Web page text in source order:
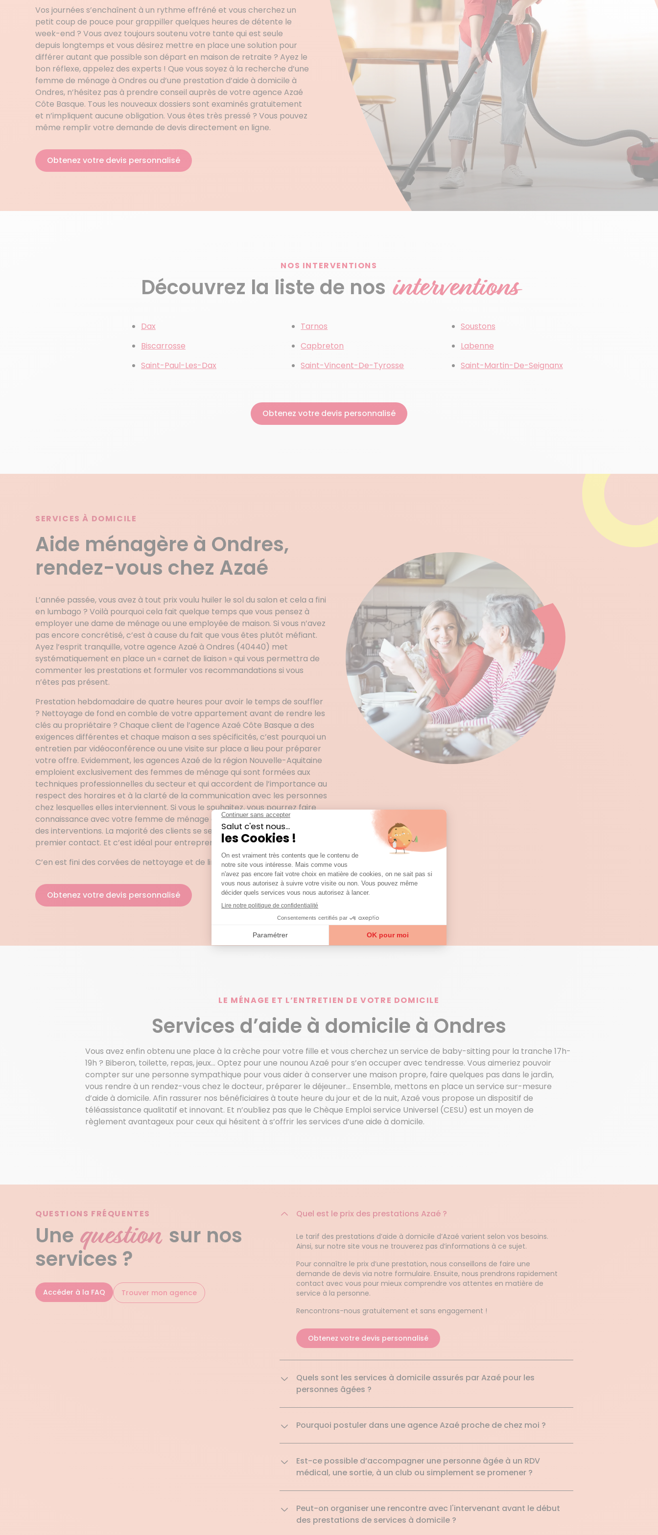
Vos journées s’enchaînent à un rythme effréné et vous cherchez un
petit coup de pouce pour grappiller quelques heures de détente le
week-end ? Vous avez toujours soutenu votre tante qui est seule
depuis longtemps et vous désirez mettre en place une solution pour
différer autant que possible son départ en maison de retraite ? Ayez le
bon réflexe, appelez des experts ! Que vous soyez à la recherche d’une
femme de ménage à Ondres ou d’une prestation d’aide à domicile à
Ondres, n’hésitez pas à prendre conseil auprès de votre agence Azaé
Côte Basque. Tous les nouveaux dossiers sont examinés gratuitement
et n’impliquent aucune obligation. Vous êtes très pressé ? Vous pouvez
même remplir votre demande de devis directement en ligne.
Obtenez votre devis personnalisé
NOS INTERVENTIONS
Découvrez la liste de nos interventions
Dax
Biscarrosse
Saint-Paul-Les-Dax
Tarnos
Capbreton
Saint-Vincent-De-Tyrosse
Soustons
Labenne
Saint-Martin-De-Seignanx
Obtenez votre devis personnalisé
SERVICES À DOMICILE
Aide ménagère à Ondres,
rendez-vous chez Azaé
L’année passée, vous avez à tout prix voulu huiler le sol du salon et cela a fini
en lumbago ? Voilà pourquoi cela fait quelque temps que vous pensez à
employer une dame de ménage ou une employée de maison. Si vous n’avez
pas encore concrétisé, c’est à cause du fait que vous êtes plutôt méfiant.
Ayez l’esprit tranquille, votre agence Azaé à Ondres (40440) met
systématiquement en place un « carnet de liaison » qui vous permettra de
commenter les prestations et formuler vos recommandations si vous
n’êtes pas présent.
Prestation hebdomadaire de quatre heures pour avoir le temps de souffler
? Nettoyage de fond en comble de votre appartement avant de rendre les
clés au propriétaire ? Chaque client de l’agence Azaé Côte Basque a des
exigences différentes et chaque maison a ses spécificités, c’est pourquoi un
entretien par vidéoconférence ou une visite sur place a lieu pour préparer
votre offre. Evidemment, les agences Azaé de la région Nouvelle-Aquitaine
emploient exclusivement des femmes de ménage qui sont formées aux
techniques professionnelles du secteur et qui accordent de l’importance au
respect des horaires et à la clarté de la communication avec les personnes
chez lesquelles elles interviennent. Si vous le souhaitez, vous pourrez faire
connaissance avec votre femme de ménage à Ondres avant le démarrage
des interventions. La majorité des clients se sentent plus à l’aise grâce à ce
premier contact. Et c’est idéal pour entreprendre une petite visite des lieux.
C’en est fini des corvées de nettoyage et de linge !
Obtenez votre devis personnalisé
LE MÉNAGE ET L’ENTRETIEN DE VOTRE DOMICILE
Services d’aide à domicile à Ondres
Vous avez enfin obtenu une place à la crèche pour votre fille et vous cherchez un service de baby-sitting pour la tranche 17h-
19h ? Biberon, toilette, repas, jeux… Optez pour une nounou Azaé pour s’en occuper avec tendresse. Vous aimeriez pouvoir
compter sur une personne sympathique pour vous aider à conserver une maison propre, faire quelques pas dans le jardin,
vous rendre à un rendez-vous chez le docteur, préparer le déjeuner… Ensemble, mettons en place un service sur-mesure
d’aide à domicile. Afin rassurer nos bénéficiaires à toute heure du jour et de la nuit, Azaé vous propose un dispositif de
téléassistance qualitatif et innovant. Et n’oubliez pas que le Chèque Emploi service Universel (CESU) est un moyen de
règlement avantageux pour ceux qui hésitent à s’offrir les services d’une aide à domicile.
QUESTIONS FRÉQUENTES
Une question sur nos
services ?
Accéder à la FAQ Trouver mon agence
Quel est le prix des prestations Azaé ?
Le tarif des prestations d’aide à domicile d’Azaé varient selon vos besoins.
Ainsi, sur notre site vous ne trouverez pas d’informations à ce sujet.
Pour connaître le prix d’une prestation, nous conseillons de faire une
demande de devis via notre formulaire. Ensuite, nous prendrons rapidement
contact avec vous pour mieux comprendre vos attentes en matière de
service à la personne.
Rencontrons-nous gratuitement et sans engagement !
Obtenez votre devis personnalisé
Quels sont les services à domicile assurés par Azaé pour les
personnes âgées ?
Pourquoi postuler dans une agence Azaé proche de chez moi ?
Est-ce possible d’accompagner une personne âgée à un RDV
médical, une sortie, à un club ou simplement se promener ?
Peut-on organiser une rencontre avec l'intervenant avant le début
des prestations de services à domicile ?